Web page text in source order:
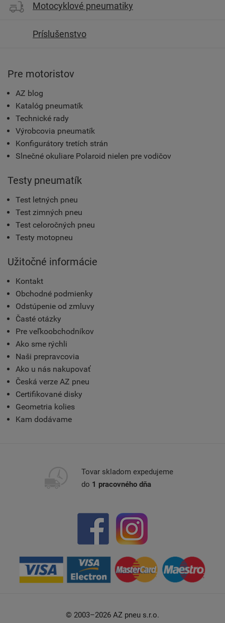
Motocyklové pneumatiky
Príslušenstvo
Pre motoristov
AZ blog
Katalóg pneumatík
Technické rady
Výrobcovia pneumatík
Konfigurátory tretích strán
Slnečné okuliare Polaroid nielen pre vodičov
Testy pneumatík
Test letných pneu
Test zimných pneu
Test celoročných pneu
Testy motopneu
Užitočné informácie
Kontakt
Obchodné podmienky
Odstúpenie od zmluvy
Časté otázky
Pre veľkoobchodníkov
Ako sme rýchli
Naši prepravcovia
Ako u nás nakupovať
Česká verze AZ pneu
Certifikované disky
Geometria kolies
Kam dodávame
Tovar skladom expedujeme
do 1 pracovného dňa
© 2003–2026 AZ pneu s.r.o.